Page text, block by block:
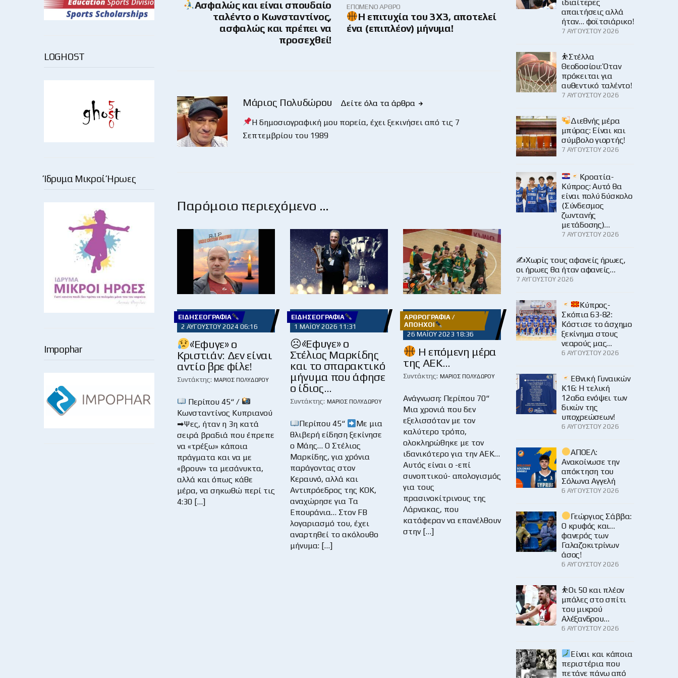
LOGHOST
Ίδρυμα Μικροί Ήρωες
Impophar
Ασφαλώς και είναι σπουδαίο
ταλέντο ο Κωνσταντίνος,
ασφαλώς και πρέπει να
προσεχθεί!
ΕΠΌΜΕΝΟ ΆΡΘΡΟ
Η επιτυχία του 3Χ3, αποτελεί
ένα (επιπλέον) μήνυμα!
Μάριος Πολυδώρου
Δείτε όλα τα άρθρα
Η δημοσιογραφική μου πορεία, έχει ξεκινήσει από τις 7
Σεπτεμβρίου του 1989
Παρόμοιο περιεχόμενο …
ΕΙΔΗΣΕΟΓΡΑΦΊΑ
2 ΑΥΓΟΎΣΤΟΥ 2024 06:16
«Έφυγε» ο
Κριστιάν: Δεν είναι
αντίο βρε φίλε!
Συντάκτης: ΜΆΡΙΟΣ ΠΟΛΥΔΏΡΟΥ
Περίπου 45“ /
Κωνσταντίνος Κυπριανού
➡Ψες, ήταν η 3η κατά
σειρά βραδιά που έπρεπε
να «τρέξω» κάποια
πράγματα και να με
«βρουν» τα μεσάνυκτα,
αλλά και όπως κάθε
μέρα, να σηκωθώ περί τις
4:30 […]
ΕΙΔΗΣΕΟΓΡΑΦΊΑ
1 ΜΑΪ́ΟΥ 2026 11:31
☹«Έφυγε» ο
Στέλιος Μαρκίδης
και το σπαρακτικό
μήνυμα που άφησε
ο ίδιος…
Συντάκτης: ΜΆΡΙΟΣ ΠΟΛΥΔΏΡΟΥ
Περίπου 45“
Με μια
θλιβερή είδηση ξεκίνησε
ο Μάης… Ο Στέλιος
Μαρκίδης, για χρόνια
παράγοντας στον
Κεραυνό, αλλά και
Αντιπρόεδρος της ΚΟΚ,
αναχώρησε για Τα
Επουράνια… Στον FB
λογαριασμό του, έχει
αναρτηθεί το ακόλουθο
μήνυμα: […]
ΑΡΘΡΟΓΡΑΦΊΑ /
ΑΠΌΗΧΟΙ
26 ΜΑΪ́ΟΥ 2023 18:36
Η επόμενη μέρα
της ΑΕΚ…
Συντάκτης: ΜΆΡΙΟΣ ΠΟΛΥΔΏΡΟΥ
Ανάγνωση: Περίπου 70“
Μια χρονιά που δεν
εξελισσόταν με τον
καλύτερο τρόπο,
ολοκληρώθηκε με τον
ιδανικότερο για την ΑΕΚ…
Αυτός είναι ο -επί
συνοπτικού- απολογισμός
για τους
πρασινοκίτρινους της
Λάρνακας, που
κατάφεραν να επανέλθουν
στην […]
ιδιαίτερες
απαιτήσεις αλλά
ήταν… φοϊτσιάρικο!
7 ΑΥΓΟΎΣΤΟΥ 2026
⛹️Στέλλα
Θεοδοσίου: Όταν
πρόκειται για
αυθεντικό ταλέντο!
7 ΑΥΓΟΎΣΤΟΥ 2026
Διεθνής μέρα
μπύρας: Είναι και
σύμβολο γιορτής!
7 ΑΥΓΟΎΣΤΟΥ 2026
Κροατία-
Κύπρος: Αυτό θα
είναι πολύ δύσκολο
(Σύνδεσμος
ζωντανής
μετάδοσης)…
7 ΑΥΓΟΎΣΤΟΥ 2026
✍️Χωρίς τους αφανείς ήρωες,
οι ήρωες θα ήταν αφανείς…
7 ΑΥΓΟΎΣΤΟΥ 2026
Κύπρος-
Σκόπια 63-82:
Κόστισε το άσχημο
ξεκίνημα στους
νεαρούς μας…
6 ΑΥΓΟΎΣΤΟΥ 2026
Εθνική Γυναικών
Κ16: Η τελική
12αδα ενόψει των
δικών της
υποχρεώσεων!
6 ΑΥΓΟΎΣΤΟΥ 2026
ΑΠΟΕΛ:
Ανακοίνωσε την
απόκτηση του
Σόλωνα Αγγελή
6 ΑΥΓΟΎΣΤΟΥ 2026
Γεώργιος Σάββα:
Ο κρυφός και…
φανερός των
Γαλαζοκιτρίνων
άσος!
6 ΑΥΓΟΎΣΤΟΥ 2026
⛹️Οι 50 και πλέον
μπάλες στο σπίτι
του μικρού
Αλέξανδρου…
6 ΑΥΓΟΎΣΤΟΥ 2026
Είναι και κάποια
περιστέρια που
πετάνε πάνω από